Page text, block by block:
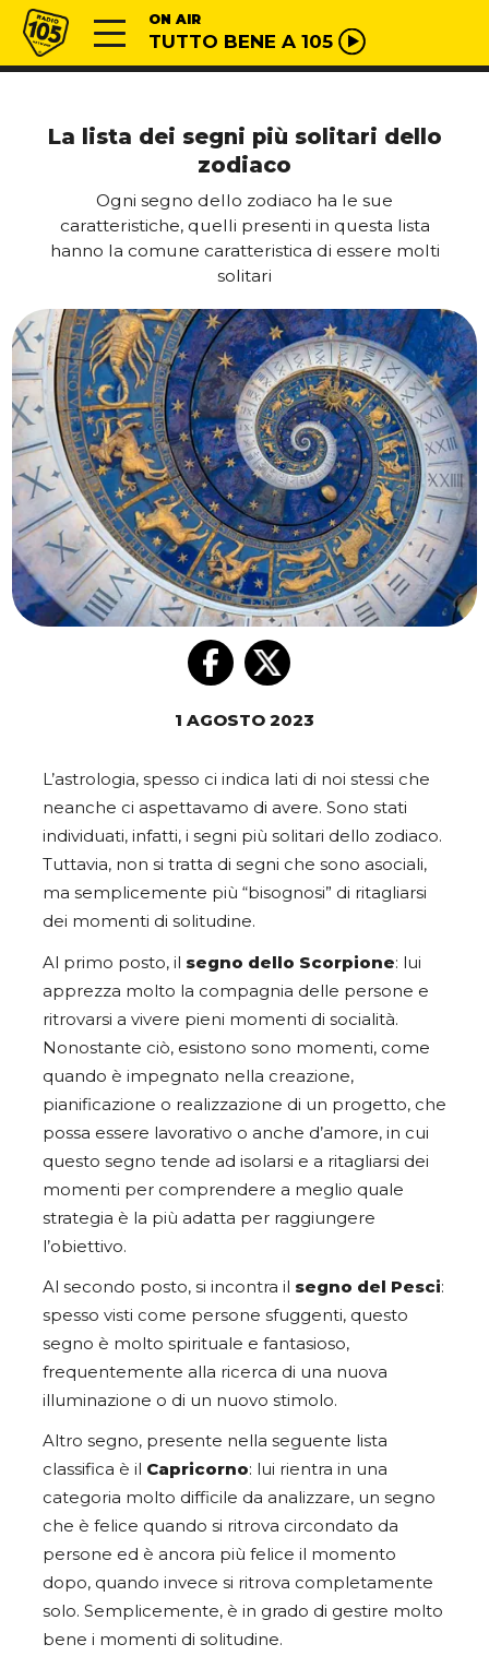
Vai al contenuto
Radio 105 ON AIR
TUTTO BENE A 105
La lista dei segni più solitari dello
zodiaco
Ogni segno dello zodiaco ha le sue
caratteristiche, quelli presenti in questa lista
hanno la comune caratteristica di essere molti
solitari
1 AGOSTO 2023
L’astrologia, spesso ci indica lati di noi stessi che
neanche ci aspettavamo di avere. Sono stati
individuati, infatti, i segni più solitari dello zodiaco.
Tuttavia, non si tratta di segni che sono asociali,
ma semplicemente più “bisognosi” di ritagliarsi
dei momenti di solitudine.
Al primo posto, il segno dello Scorpione: lui
apprezza molto la compagnia delle persone e
ritrovarsi a vivere pieni momenti di socialità.
Nonostante ciò, esistono sono momenti, come
quando è impegnato nella creazione,
pianificazione o realizzazione di un progetto, che
possa essere lavorativo o anche d’amore, in cui
questo segno tende ad isolarsi e a ritagliarsi dei
momenti per comprendere a meglio quale
strategia è la più adatta per raggiungere
l’obiettivo.
Al secondo posto, si incontra il segno del Pesci:
spesso visti come persone sfuggenti, questo
segno è molto spirituale e fantasioso,
frequentemente alla ricerca di una nuova
illuminazione o di un nuovo stimolo.
Altro segno, presente nella seguente lista
classifica è il Capricorno: lui rientra in una
categoria molto difficile da analizzare, un segno
che è felice quando si ritrova circondato da
persone ed è ancora più felice il momento
dopo, quando invece si ritrova completamente
solo. Semplicemente, è in grado di gestire molto
bene i momenti di solitudine.